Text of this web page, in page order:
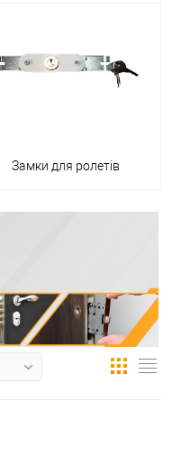
Замки для ролетів